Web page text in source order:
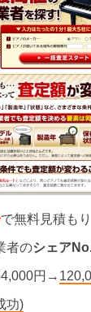
で無料見積もり
者のシェア
円→
功)